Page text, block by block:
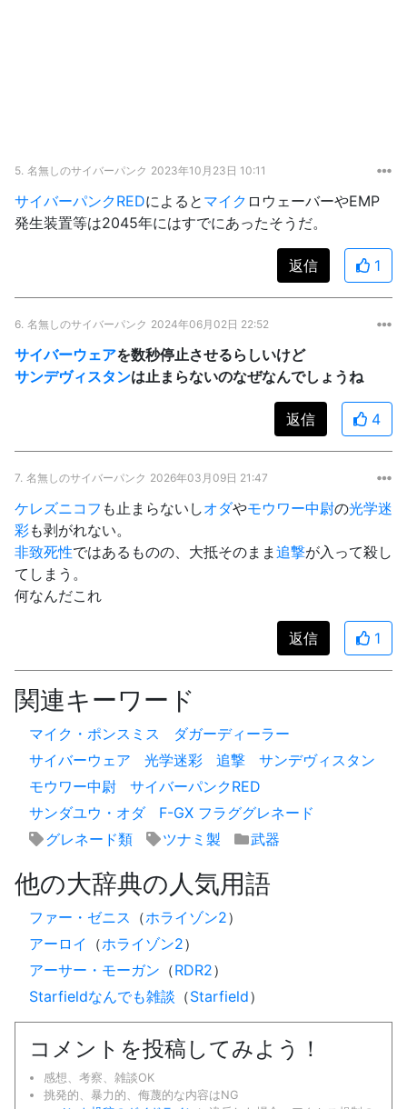
5. 名無しのサイバーパンク 2023年10月23日 10:11
サイバーパンクREDによると マイク ロウェーバーやEMP
発生装置等は2045年にはすでにあったそうだ。
返信 1
6. 名無しのサイバーパンク 2024年06月02日 22:52
サイバーウェアを数秒停止させるらしいけど
サンデヴィスタンは止まらないのなぜなんでしょうね
返信 4
7. 名無しのサイバーパンク 2026年03月09日 21:47
ケレズニコフ も止まらないしオダやモウワー中尉の光学迷
彩も剥がれない。
非致死性ではあるものの、大抵そのまま 追撃が入って殺し
てしまう。
何なんだこれ
返信 1
関連キーワード
マイク・ポンスミス
ダガーディーラー
サイバーウェア
光学迷彩 追撃
サンデヴィスタン
モウワー中尉
サイバーパンクRED
サンダユウ・オダ
F-GX フラググレネード
グレネード類
ツナミ製 武器
他の大辞典の人気用語
ファー・ゼニス （ホライゾン2）
アーロイ
（ホライゾン2）
アーサー・モーガン （RDR2）
Starfieldなんでも雑談 （Starfield）
コメントを投稿してみよう！
感想、考察、雑談OK
挑発的、暴力的、侮蔑的な内容はNG